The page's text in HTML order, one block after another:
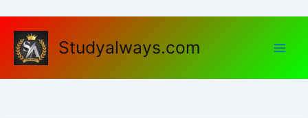
content
Studyalways.com